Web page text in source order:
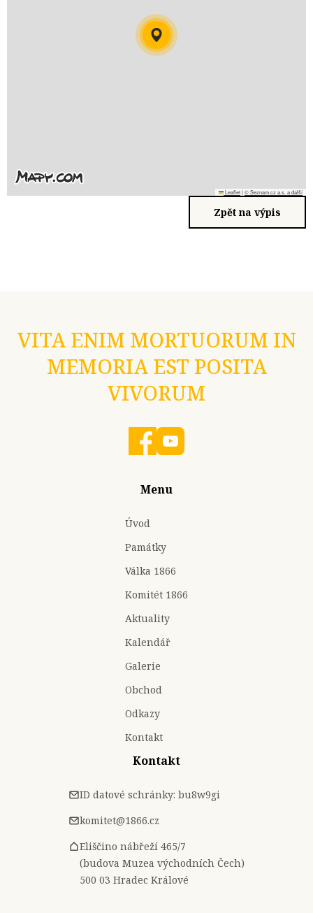
Leaflet|© Seznam.cz a.s. a další
Zpět na výpis
VITA ENIM MORTUORUM IN
MEMORIA EST POSITA
VIVORUM
Menu
Úvod
Památky
Válka 1866
Komitét 1866
Aktuality
Kalendář
Galerie
Obchod
Odkazy
Kontakt
Kontakt
ID datové schránky: bu8w9gi
komitet@1866.cz
Eliščino nábřeží 465/7
(budova Muzea východních Čech)
500 03 Hradec Králové